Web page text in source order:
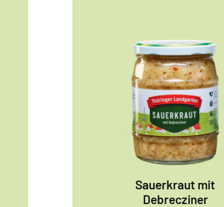
Sauerkraut mit
Debrecziner